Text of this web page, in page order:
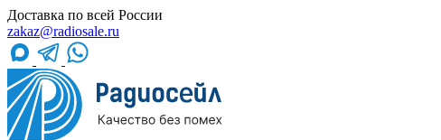
Доставка по всей России
zakaz@radiosale.ru